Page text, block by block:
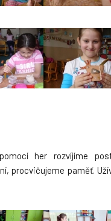
her rozvíjíme
procvičujeme paměť.